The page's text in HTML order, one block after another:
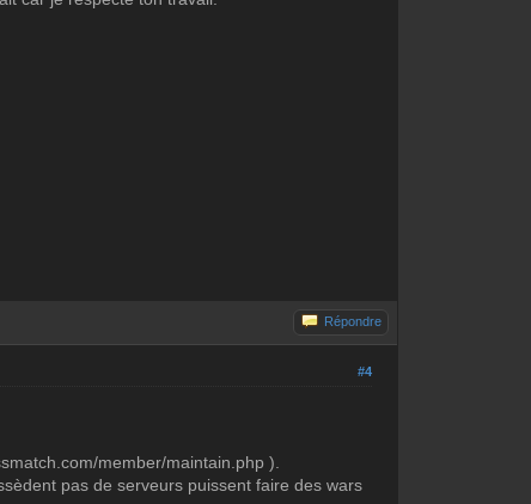
Répondre
#4
member/maintain.php ).
pas de serveurs puissent faire des wars